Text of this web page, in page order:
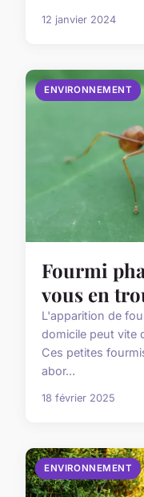
12 janvier 2024
ENVIRONNEMENT
Fourmi
vous en
L'apparition de
domicile peut vite
Ces petites
abor...
18 février 2025
ENVIRONNEMENT